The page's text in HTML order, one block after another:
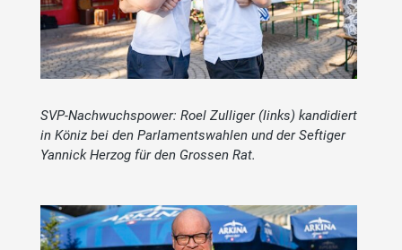
SVP-Nachwuchspower: Roel Zulliger (links) kandidiert
in Köniz bei den Parlamentswahlen und der Seftiger
Yannick Herzog für den Grossen Rat.